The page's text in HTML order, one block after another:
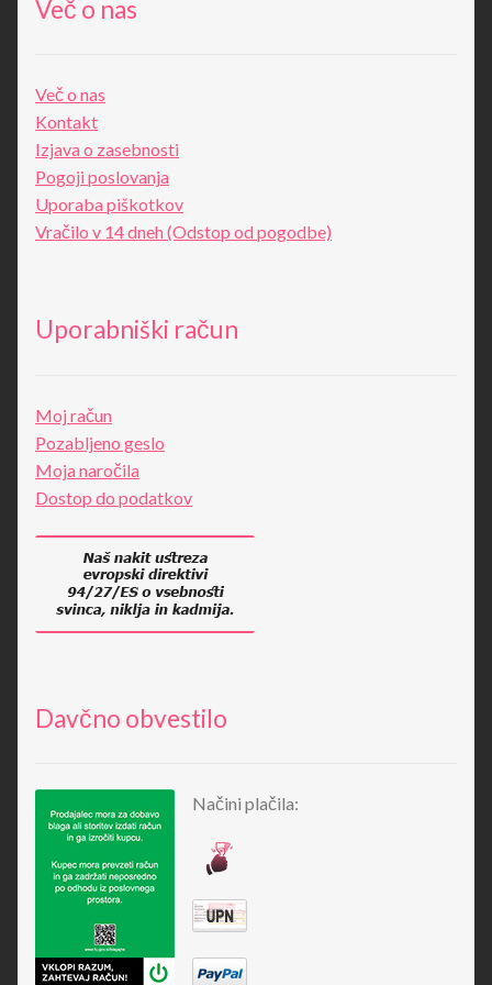
Več o nas
Več o nas
Kontakt
Izjava o zasebnosti
Pogoji poslovanja
Uporaba piškotkov
Vračilo v 14 dneh (Odstop od pogodbe)
Uporabniški račun
Moj račun
Pozabljeno geslo
Moja naročila
Dostop do podatkov
Davčno obvestilo
Načini plačila: